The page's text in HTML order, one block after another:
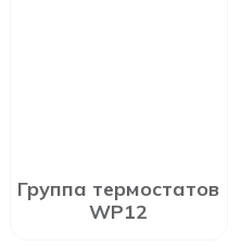
Группа термостатов
WP12